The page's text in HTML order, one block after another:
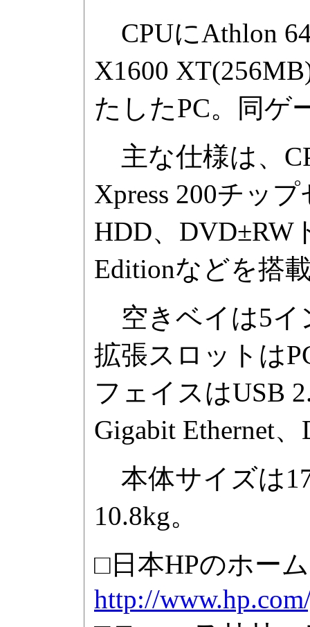
CPUにAthlon
X1600
たしたPC。同ゲ
主な仕様は、
Xpress 200チッ
HDD、DVD±RW
Editionなどを搭
空きベイは5イ
拡張スロットは
フェイスはUSB
Gigabit Ethernet
本体サイズは
10.8kg。
□日本HPのホー
http://